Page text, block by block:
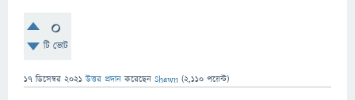
0
টি ভোট
17 ডিসেম্বর 2021 উত্তর প্রদান করেছেন Shawn (2,110 পয়েন্ট)